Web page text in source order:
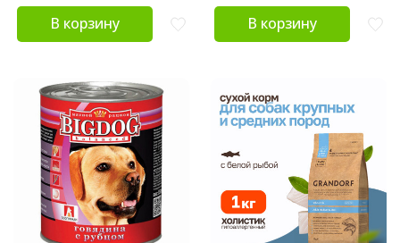
В корзину В корзину